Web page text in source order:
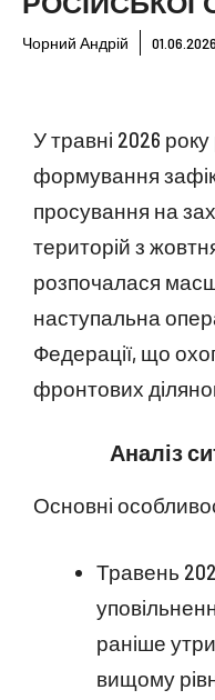
Чорний Андрій 01.06.2026
У травні 2026 року
формування
просування на
територій з
розпочалася
наступальна
Федерації, що
фронтових
Аналіз
Основні
Травень
раніше
вищому